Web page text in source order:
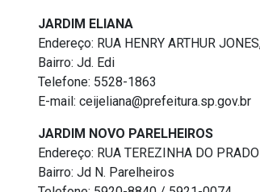
JARDIM ELIANA
Endereço: RUA HENRY ARTHUR
Bairro: Jd. Edi
Telefone: 5528-1863
E-mail: ceijeliana@prefeitura.sp.gov.br
JARDIM NOVO PARELHEIROS
Endereço: RUA TEREZINHA DO
Bairro: Jd N. Parelheiros